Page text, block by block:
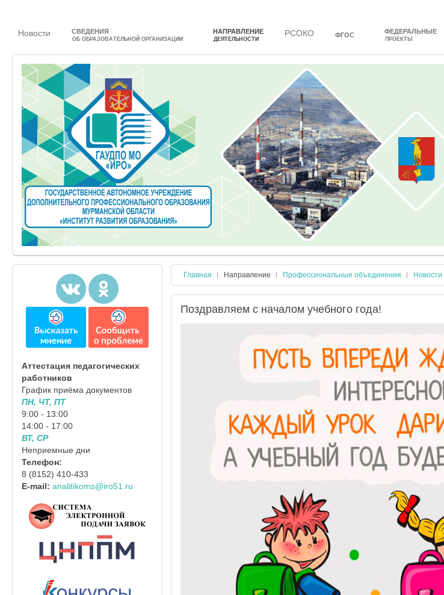
Новости СВЕДЕНИЯ
ОБ ОБРАЗОВАТЕЛЬНОЙ ОРГАНИЗАЦИИ
НАПРАВЛЕНИЕ
ДЕЯТЕЛЬНОСТИ
РСОКО ФГОС ФЕДЕРАЛЬНЫЕ
ПРОЕКТЫ
Главная Направление Профессиональные объединения Новости
Поздравляем с началом учебного года!
Аттестация педагогических
работников
График приёма документов
ПН, ЧТ, ПТ
9:00 - 13:00
14:00 - 17:00
ВТ, СР
Неприемные дни
Телефон:
8 (8152) 410-433
E-mail: analitikoms@iro51.ru